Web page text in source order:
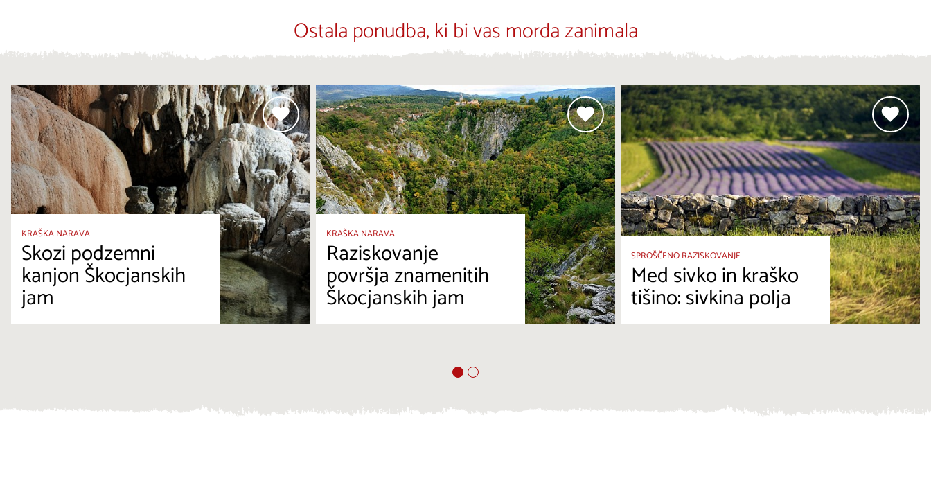
Ostala ponudba, ki bi vas morda zanimala
KRAŠKA NARAVA
Skozi podzemni
kanjon Škocjanskih
jam
KRAŠKA NARAVA
Raziskovanje
površja znamenitih
Škocjanskih jam
SPROŠČENO RAZISKOVANJE
Med sivko in kraško
tišino: sivkina polja